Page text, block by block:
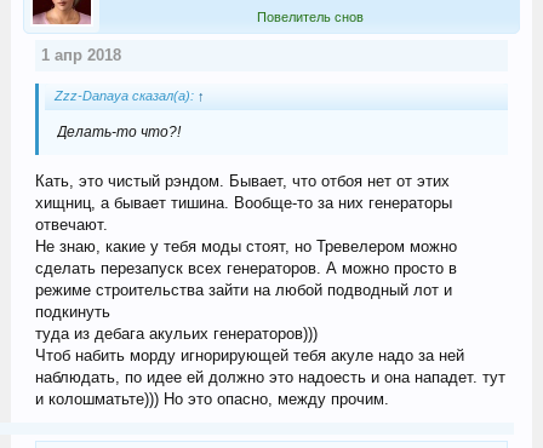
Повелитель снов
1 апр 2018
Zzz-Danaya сказал(а): ↑
Делать-то что?!
Кать, это чистый рэндом. Бывает, что отбоя нет от этих
хищниц, а бывает тишина. Вообще-то за них генераторы
отвечают.
Не знаю, какие у тебя моды стоят, но Тревелером можно
сделать перезапуск всех генераторов. А можно просто в
режиме строительства зайти на любой подводный лот и
подкинуть
туда из дебага акульих генераторов)))
Чтоб набить морду игнорирующей тебя акуле надо за ней
наблюдать, по идее ей должно это надоесть и она нападет. тут
и колошматьте))) Но это опасно, между прочим.